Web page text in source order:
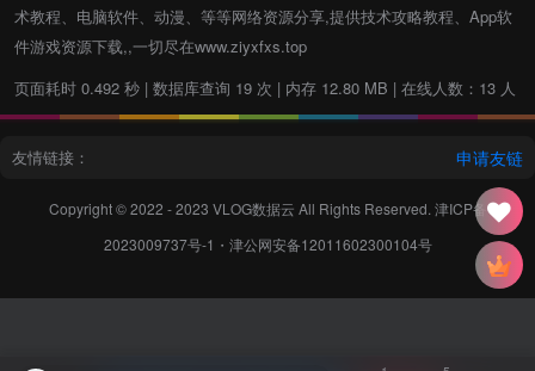
术教程、电脑软件、动漫、等等网络资源分享,提供技术攻略教程、App软
件游戏资源下载,,一切尽在www.ziyxfxs.top
页面耗时 0.492 秒 | 数据库查询 19 次 | 内存 12.80 MB | 在线人数：13 人
友情链接： 申请友链
Copyright © 2022 - 2023 VLOG数据云 All Rights Reserved. 津ICP备
2023009737号-1 ・ 津公网安备12011602300104号